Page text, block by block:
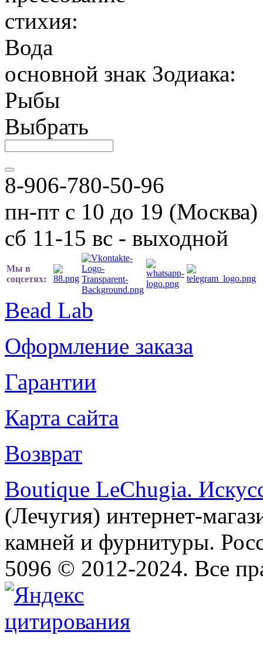
стихия:
Вода
основной знак Зодиака:
Рыбы
Выбрать
8-906-780-50-96
пн-пт с 10 до 19 (Москва)
сб 11-15 вс - выходной
Мы в
соцсетях:
Bead Lab
Оформление заказа
Гарантии
Карта сайта
Возврат
Boutique LeChugia.
(Лечугия) интернет-
камней и фурнитуры.
5096 © 2012-2024. Все